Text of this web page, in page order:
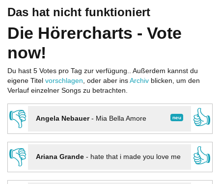
Das hat nicht funktioniert
Die Hörercharts - Vote
now!
Du hast 5 Votes pro Tag zur verfügung.. Außerdem kannst du
eigene Titel vorschlagen, oder aber ins Archiv blicken, um den
Verlauf einzelner Songs zu betrachten.
👎 neu
Angela Nebauer- Mia Bella Amore
👍
👎
Ariana Grande- hate that i made you love me
👍